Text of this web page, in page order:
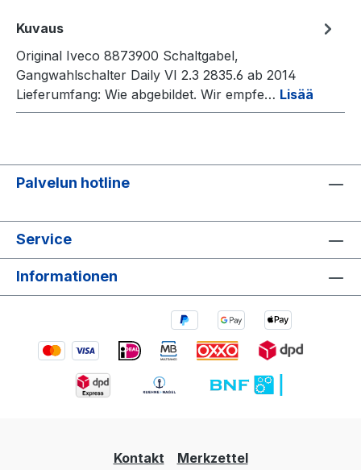
Kuvaus
Original Iveco 8873900 Schaltgabel,
Gangwahlschalter Daily VI 2.3 2835.6 ab 2014
Lieferumfang: Wie abgebildet. Wir empfe… Lisää
Palvelun hotline
Service
Informationen
Kontakt Merkzettel